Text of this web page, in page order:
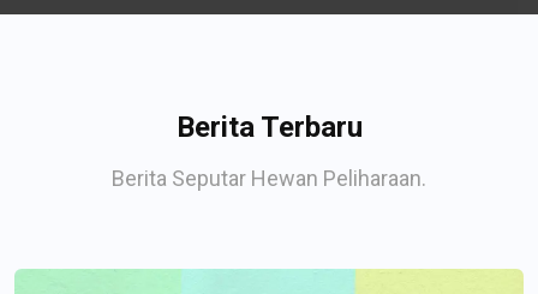
Berita Terbaru
Berita Seputar Hewan Peliharaan.